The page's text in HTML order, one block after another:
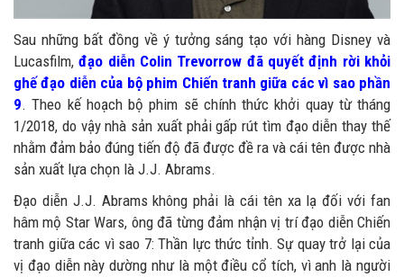
Sau những bất đồng về ý tưởng sáng tạo với hàng Disney và
Lucasfilm,đạo diễn Colin Trevorrow đã quyết định rời khỏi
ghế đạo diễn của bộ phim Chiến tranh giữa các vì sao phần
9. Theo kế hoạch bộ phim sẽ chính thức khởi quay từ tháng
1/2018, do vậy nhà sản xuất phải gấp rút tìm đạo diễn thay thế
nhằm đảm bảo đúng tiến độ đã được đề ra và cái tên được nhà
sản xuất lựa chọn là J.J. Abrams.
Đạo diễn J.J. Abrams không phải là cái tên xa lạ đối với fan
hâm mộ Star Wars, ông đã từng đảm nhận vị trí đạo diễn Chiến
tranh giữa các vì sao 7: Thần lực thức tỉnh. Sự quay trở lại của
vị đạo diễn này dường như là một điều cổ tích, vì anh là người